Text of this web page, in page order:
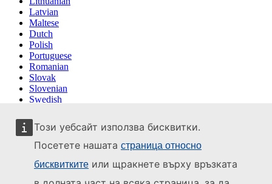
Този уебсайт използва бисквитки.
Посетете нашата страница относно
бисквитките или щракнете върху връзката
Latvian
Maltese
Dutch
Polish
Portuguese
Romanian
Slovak
Slovenian
Swedish